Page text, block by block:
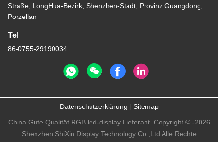
Straße, LongHua-Bezirk, Shenzhen-Stadt, Provinz Guangdong,
Porzellan
Tel
86-0755-29190034
Datenschutzerklärung | Sitemap
China Gute Qualität RGB led-display Lieferant. Copyright © -2026
Shenzhen ShiXin Display Technology Co.,Ltd Alle Rechte